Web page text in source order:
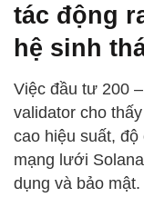
tác động
hệ sinh
Việc đầu tư 200
validator cho
cao hiệu suất,
mạng lưới
dụng và bảo mật.